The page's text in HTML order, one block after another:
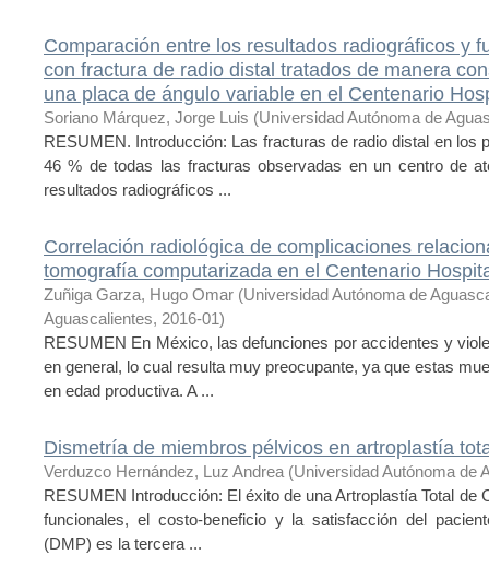
Comparación entre los resultados radiográficos y
con fractura de radio distal tratados de manera
una placa de ángulo variable en el Centenario
Soriano Márquez, Jorge Luis (Universidad Autónoma de
RESUMEN. Introducción: Las fracturas de radio distal en los
46 % de todas las fracturas observadas en un centro de
resultados radiográficos ...
Correlación radiológica de complicaciones
tomografía computarizada en el Centenario
Zuñiga Garza, Hugo Omar (Universidad Autónoma de
Aguascalientes, 2016-01)
RESUMEN En México, las defunciones por accidentes y
en general, lo cual resulta muy preocupante, ya que estas
en edad productiva. A ...
Dismetría de miembros pélvicos en artroplastía
Verduzco Hernández, Luz Andrea (Universidad Autónoma de
RESUMEN Introducción: El éxito de una Artroplastía Total de
funcionales, el costo-beneficio y la satisfacción del
(DMP) es la tercera ...